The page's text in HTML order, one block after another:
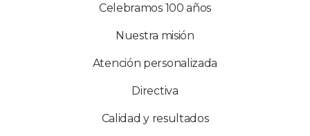
Celebramos 100 años
Nuestra misión
Atención personalizada
Directiva
Calidad y resultados